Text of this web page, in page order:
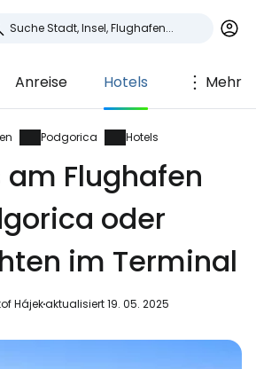
Anreise Hotels Mehr
Podgorica Hotels
am Flughafen
oder
im Terminal
Hájekaktualisiert 19. 05. 2025
bei
Reise-Community
Weiter mit Google
mit Facebook